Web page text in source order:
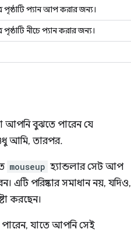
পৃষ্ঠাটি প্যান আপ করার জন্য।
নীচে প্যান করার জন্য।
আপনি বুঝতে পারেন যে
আমি, তারপর.
mouseup হ্যান্ডলার সেট আপ
এটি পরিষ্কার সমাধান নয়, যদিও,
করছেন।
যাতে আপনি সেই